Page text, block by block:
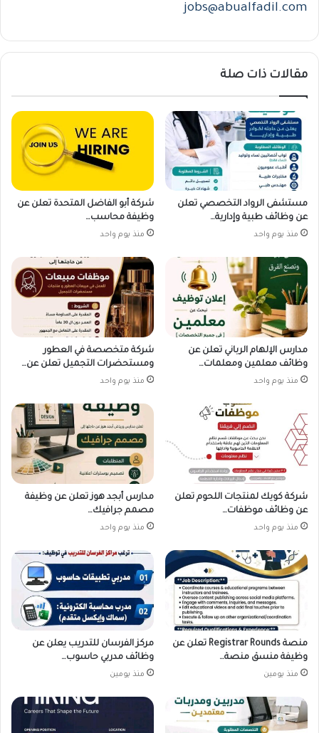
jobs@abualfadil.com
مقالات ذات صلة
مستشفى الرواد التخصصي تعلن
عن وظائف طبية وإدارية…
منذ يوم واحد
شركة أبو الفاضل المتحدة تعلن عن
وظيفة محاسب…
منذ يوم واحد
مدارس الإلهام الرباني تعلن عن
وظائف معلمين ومعلمات…
منذ يوم واحد
شركة متخصصة في العطور
ومستحضرات التجميل تعلن عن…
منذ يوم واحد
شركة كويك لمنتجات اللحوم تعلن
عن وظائف موظفات…
منذ يوم واحد
مدارس أبجد هوز تعلن عن وظيفة
مصمم جرافيك…
منذ يوم واحد
منصة Registrar Rounds تعلن عن
وظيفة منسق منصة…
منذ يومين
مركز الفرسان للتدريب يعلن عن
وظائف مدربي حاسوب…
منذ يومين